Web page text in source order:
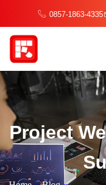
0857-1863-4335
Project